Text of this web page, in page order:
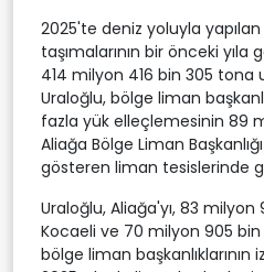
2025'te deniz yoluyla yapılan
taşımalarının bir önceki
414 milyon 416 bin 305 tona
Uraloğlu, bölge liman
fazla yük elleçlemesinin 89
Aliağa Bölge Liman
gösteren liman tesislerinde
Uraloğlu, Aliağa'yı, 83
Kocaeli ve 70 milyon 905
bölge liman